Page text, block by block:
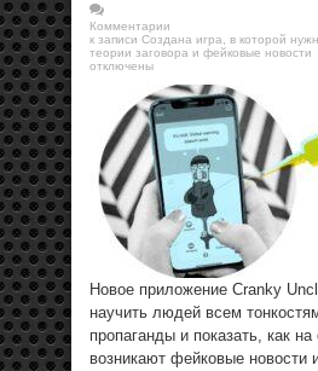
Комментарии
к записи Создана игра, в которой
теории заговора и фейковые новости
отключены
Новое приложение Cranky
научить людей всем
пропаганды и показать, как
возникают фейковые новости